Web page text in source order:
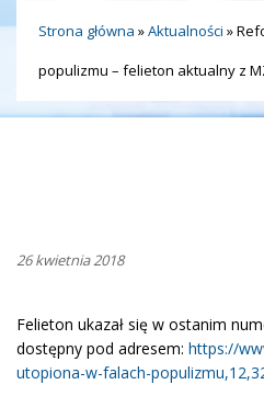
Strona główna »Aktualności »
populizmu – felieton aktualny z
26 kwietnia 2018
Felieton ukazał się w ostanim
dostępny pod adresem: https://
utopiona-w-falach-